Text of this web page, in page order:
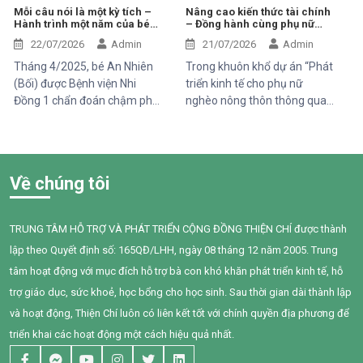
trình phát triển chậm hơn so
với các bạn cùng trang lứa.
Những điều tưởng như rất
bình thường đối với một đứa
trẻ lại là những cột mốc đầy
gian nan đối với em.
khói thuốc thụ động.
Mỗi câu nói là một kỳ tích –
Hành trình một năm của bé
An Nhiên (Bối)
22/07/2026 Admin
Tháng 4/2025, bé An Nhiên
(Bối) được Bệnh viện Nhi
Đồng 1 chẩn đoán chậm phát
gặp nhiều khó khăn trong
đạt nhu cầu của mình. Sau
một năm can thiệp với sự
đồng hành tận tâm của các
cô giáo, sự kiên trì của gia
đình và nỗ lực không ngừng
của chính Bối, em đã có
những bước tiến đầy tự hào.
Nâng cao kiến thức tài chính
– Đồng hành cùng phụ nữ
phát triển sinh kế bền vững
21/07/2026 Admin
Trong khuôn khổ dự án “Phát
triển kinh tế cho phụ nữ
nghèo nông thôn thông qua
khỏe giai đoạn 2025–2028”
kiến thức về quản lý chi tiêu
trong gia đình cho 95 phụ nữ
tại xã Tân Thành,Hàm Thuận
Nam.
Về chúng tôi
TRUNG TÂM HỖ TRỢ VÀ PHÁT TRIỂN CỘNG ĐỒNG THIỆN CHÍ được thành
lập theo Quyết định số: 165QĐ/LHH, ngày 08 tháng 12 năm 2005. Trung
tâm hoạt động với mục đích hỗ trợ bà con khó khăn phát triển kinh tế, hỗ
trợ giáo dục, sức khoẻ, học bổng cho học sinh. Sau thời gian dài thành lập
và hoạt động, Thiện Chí luôn có liên kết tốt với chính quyền địa phương để
triển khai các hoạt động một cách hiệu quả nhất.